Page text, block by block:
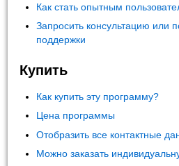
Как стать опытным
Запросить консультацию или
поддержки
Купить
Как купить эту программу?
Цена программы
Отобразить все контактные
Можно заказать